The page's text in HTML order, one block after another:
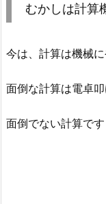
むかしは計算
今は、計算は機械
面倒な計算は電卓
面倒でない計算で